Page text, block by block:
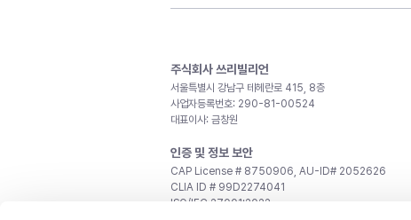
주식회사 쓰리빌리언
서울특별시 강남구 테헤란로 415, 8층
사업자등록번호: 290-81-00524
대표이사: 금창원
인증 및 정보 보안
CAP License # 8750906, AU-ID# 2052626
CLIA ID # 99D2274041
ISO/IEC 27001:2022